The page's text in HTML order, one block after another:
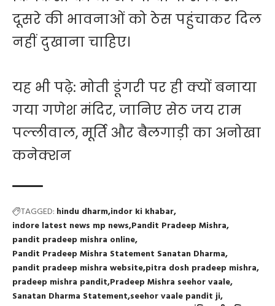
दूसरे की भावनाओं को ठेस पहुंचाकर दिल
नहीं दुखाना चाहिए।
यह भी पढ़े: मोती डूंगरी पर ही क्यों बनाया
गया गणेश मंदिर, जानिए सेठ जय राम
पल्लीवाल, मूर्ति और बैलगाड़ी का अनोखा
कनेक्शन
TAGGED: hindu dharm indor ki khabar
indore latest news mp news Pandit Pradeep Mishra
pandit pradeep mishra online
Pandit Pradeep Mishra Statement Sanatan Dharma
pandit pradeep mishra website pitra dosh pradeep mishra
pradeep mishra pandit Pradeep Mishra seehor vaale
Sanatan Dharma Statement seehor vaale pandit ji